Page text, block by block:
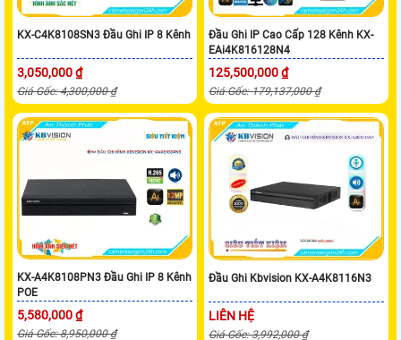
KX-C4K8108SN3 Đầu Ghi IP 8 Kênh
3,050,000 ₫
Giá Gốc: 4,300,000 ₫
Đầu Ghi IP Cao Cấp 128 Kênh KX-
EAi4K816128N4
125,500,000 ₫
Giá Gốc: 179,137,000 ₫
KX-A4K8108PN3 Đầu Ghi IP 8 Kênh
POE
5,580,000 ₫
Giá Gốc: 8,950,000 ₫
Đầu Ghi Kbvision KX-A4K8116N3
LIÊN HỆ
Giá Gốc: 3,992,000 ₫